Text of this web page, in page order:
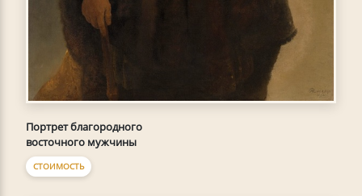
Портрет благородного
восточного мужчины
СТОИМОСТЬ